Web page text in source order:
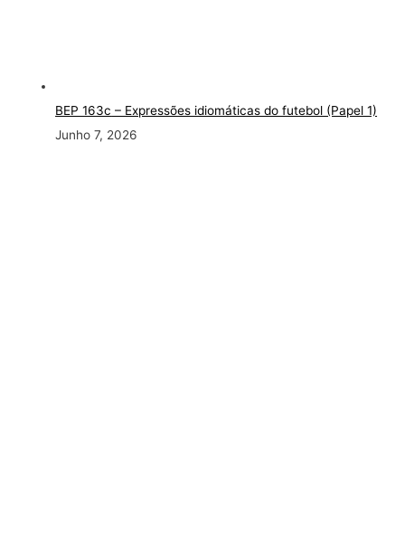
BEP 163c – Expressões idiomáticas do futebol (Papel 1)
Junho 7, 2026